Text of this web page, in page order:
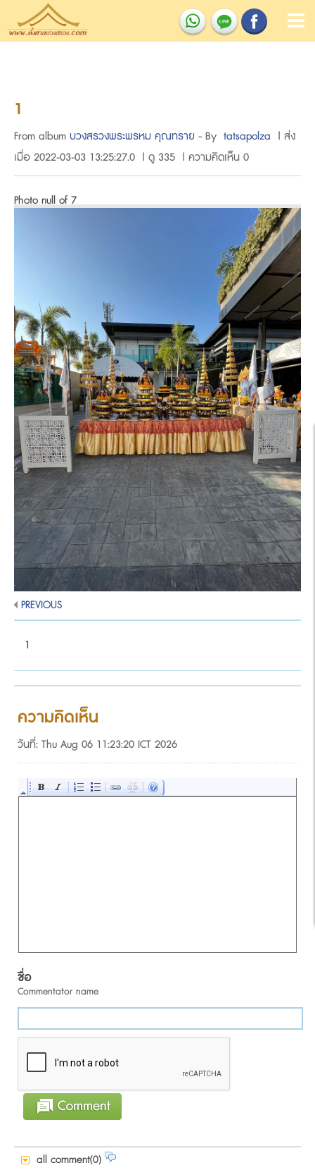
1
From album บวงสรวงพระพรหม คุณทราย - By tatsapolza | ส่ง
เมื่อ 2022-03-03 13:25:27.0 | ดู 335 | ความคิดเห็น 0
Photo null of 7
PREVIOUS
1
ความคิดเห็น
วันที่: Thu Aug 06 11:23:20 ICT 2026
ชื่อ
Commentator name
all comment(0)